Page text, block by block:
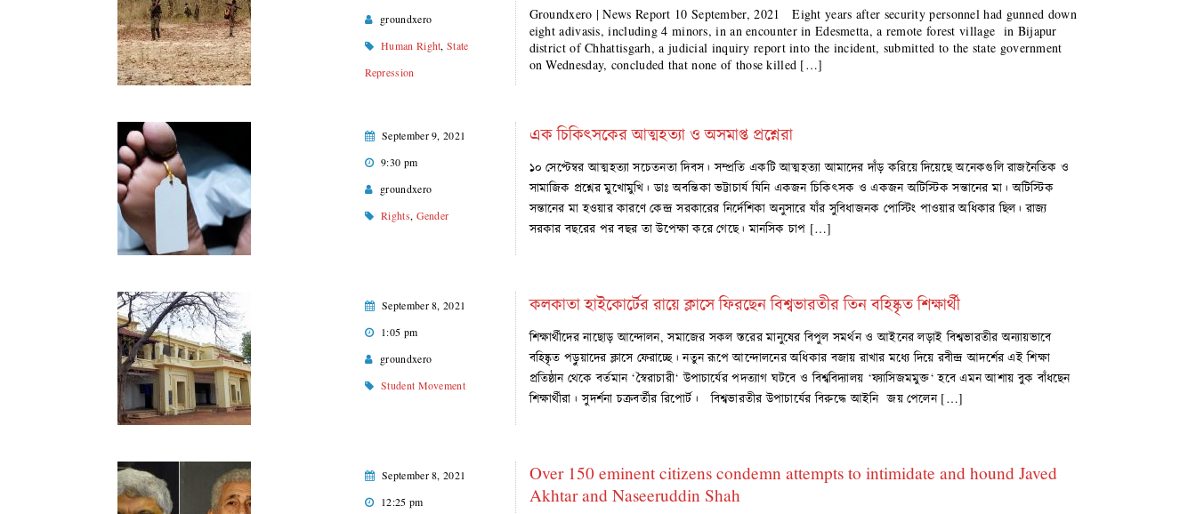
groundxero
Human Right,State
Repression
Groundxero | News Report 10 September, 2021 Eight years after security personnel had gunned down
eight adivasis, including 4 minors, in an encounter in Edesmetta, a remote forest village in Bijapur
district of Chhattisgarh, a judicial inquiry report into the incident, submitted to the state government
on Wednesday, concluded that none of those killed […]
September 9, 2021
9:30 pm
groundxero
Rights, Gender
এক চিকিৎসকের আত্মহত্যা ও অসমাপ্ত প্রশ্নেরা
১০ সেপ্টেম্বর আত্মহত্যা সচেতনতা দিবস। সম্প্রতি একটি আত্মহত্যা আমাদের দাঁড় করিয়ে দিয়েছে অনেকগুলি রাজনৈতিক ও
সামাজিক প্রশ্নের মুখোমুখি। ডাঃ অবন্তিকা ভট্টাচার্য যিনি একজন চিকিৎসক ও একজন অটিস্টিক সন্তানের মা। অটিস্টিক
সন্তানের মা হওয়ার কারণে কেন্দ্র সরকারের নির্দেশিকা অনুসারে যাঁর সুবিধাজনক পোস্টিং পাওয়ার অধিকার ছিল। রাজ্য
সরকার বছরের পর বছর তা উপেক্ষা করে গেছে। মানসিক চাপ […]
September 8, 2021
1:05 pm
groundxero
Student Movement
কলকাতা হাইকোর্টের রায়ে ক্লাসে ফিরছেন বিশ্বভারতীর তিন বহিষ্কৃত শিক্ষার্থী
শিক্ষার্থীদের নাছোড় আন্দোলন, সমাজের সকল স্তরের মানুষের বিপুল সমর্থন ও আইনের লড়াই বিশ্বভারতীর অন্যায়ভাবে
বহিষ্কৃত পড়ুয়াদের ক্লাসে ফেরাচ্ছে। নতুন রূপে আন্দোলনের অধিকার বজায় রাখার মধ্যে দিয়ে রবীন্দ্র আদর্শের এই শিক্ষা
প্রতিষ্ঠান থেকে বর্তমান ‘স্বৈরাচারী‘ উপাচার্যের পদত্যাগ ঘটবে ও বিশ্ববিদ্যালয় ‘ফ্যাসিজমমুক্ত‘ হবে এমন আশায় বুক বাঁধছেন
শিক্ষার্থীরা। সুদর্শনা চক্রবর্তীর রিপোর্ট। বিশ্বভারতীর উপাচার্যের বিরুদ্ধে আইনি জয় পেলেন […]
September 8, 2021
12:25 pm
Over 150 eminent citizens condemn attempts to intimidate and hound Javed
Akhtar and Naseeruddin Shah